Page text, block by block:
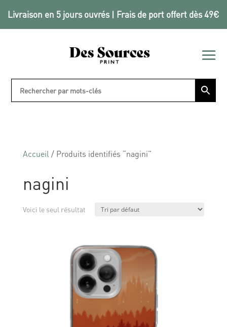
Livraison en 5 jours ouvrés | Frais de port offert dès 49€
Accueil / Produits identifiés “nagini”
nagini
Voici le seul résultat